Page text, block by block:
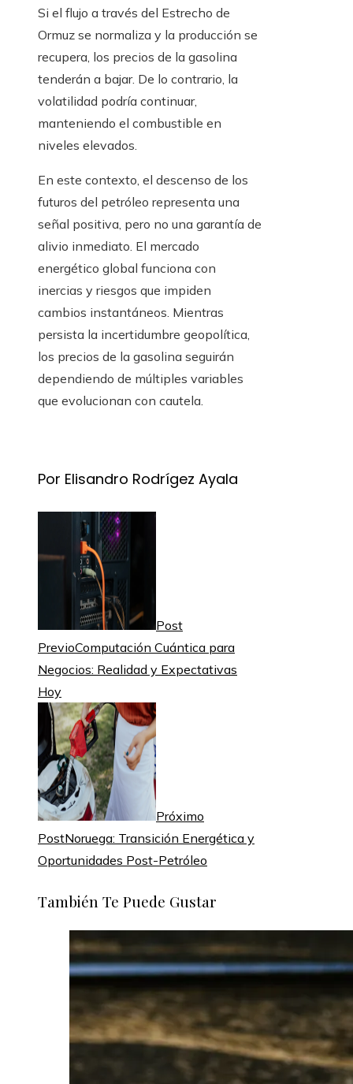
Si el flujo a través del Estrecho de
Ormuz se normaliza y la producción se
recupera, los precios de la gasolina
tenderán a bajar. De lo contrario, la
volatilidad podría continuar,
manteniendo el combustible en
niveles elevados.
En este contexto, el descenso de los
futuros del petróleo representa una
señal positiva, pero no una garantía de
alivio inmediato. El mercado
energético global funciona con
inercias y riesgos que impiden
cambios instantáneos. Mientras
persista la incertidumbre geopolítica,
los precios de la gasolina seguirán
dependiendo de múltiples variables
que evolucionan con cautela.
Por Elisandro Rodrígez Ayala
Post
PrevioComputación Cuántica para
Negocios: Realidad y Expectativas
Hoy
Próximo
PostNoruega: Transición Energética y
Oportunidades Post-Petróleo
También Te Puede Gustar